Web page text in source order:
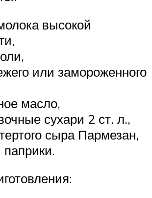
высокой
или замороженного
масло,
сухари 2 ст. л.,
сыра Пармезан,
паприки.